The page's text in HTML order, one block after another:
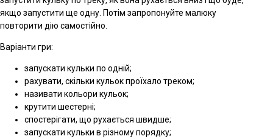
якщо запустити ще одну. Потім запропонуйте малюку
повторити дію самостійно.
Варіанти гри:
запускати кульки по одній;
рахувати, скільки кульок проїхало треком;
називати кольори кульок;
крутити шестерні;
спостерігати, що рухається швидше;
запускати кульки в різному порядку;